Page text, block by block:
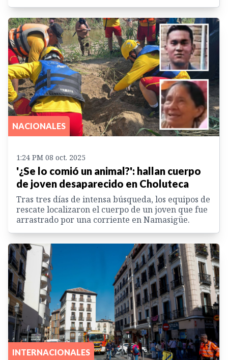
NACIONALES
1:24 PM 08 oct. 2025
'¿Se lo comió un animal?': hallan cuerpo
de joven desaparecido en Choluteca
Tras tres días de intensa búsqueda, los equipos de
rescate localizaron el cuerpo de un joven que fue
arrastrado por una corriente en Namasigüe.
INTERNACIONALES